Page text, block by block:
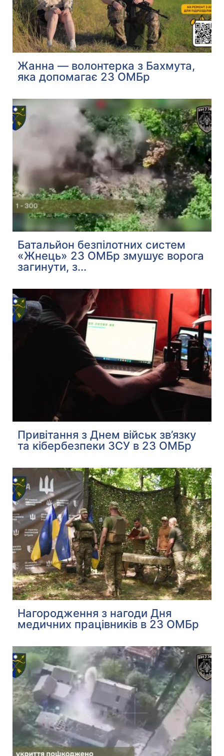
Жанна — волонтерка з Бахмута,
яка допомагає 23 ОМБр
Батальйон безпілотних систем
«Жнець» 23 ОМБр змушує ворога
загинути, з...
Привітання з Днем військ зв’язку
та кібербезпеки ЗСУ в 23 ОМБр
Нагородження з нагоди Дня
медичних працівників в 23 ОМБр